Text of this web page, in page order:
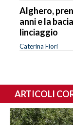
Alghero,
anni e la
linciaggio
Caterina Fiori
ARTICOLI